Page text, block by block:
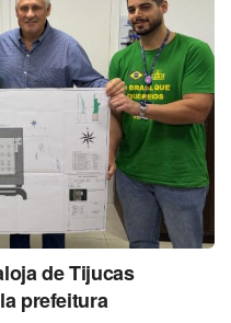
de Tijucas
prefeitura